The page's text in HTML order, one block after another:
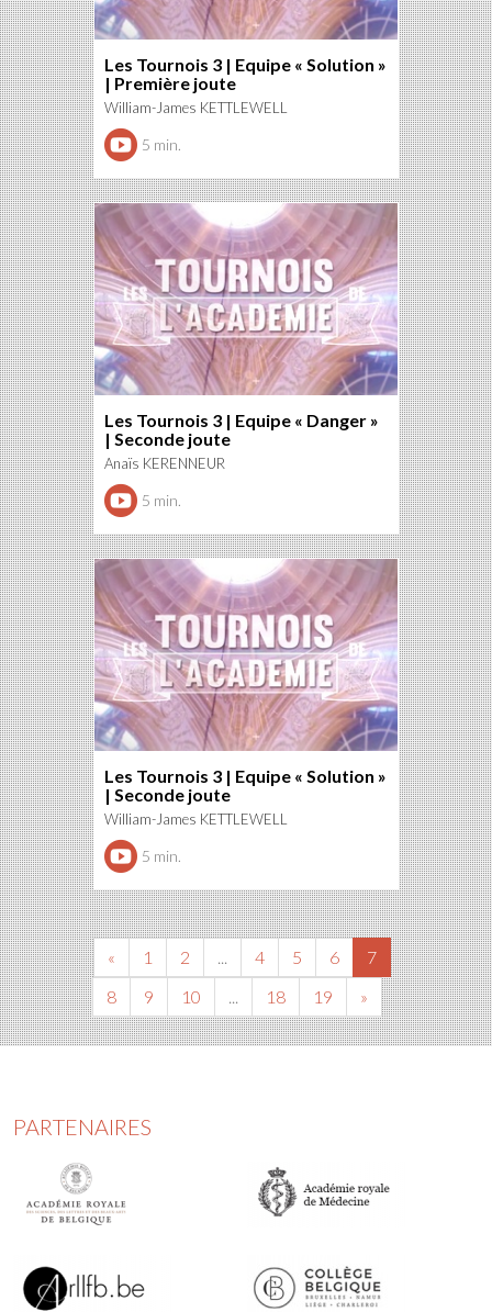
Les Tournois 3 | Equipe « Solution »
| Première joute
William-James KETTLEWELL
5 min.
Les Tournois 3 | Equipe « Danger »
| Seconde joute
Anaïs KERENNEUR
5 min.
Les Tournois 3 | Equipe « Solution »
| Seconde joute
William-James KETTLEWELL
5 min.
« 1 2 ... 4 5 6
7
8
9 10 ... 18 19 »
PARTENAIRES